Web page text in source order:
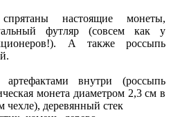
настоящие монеты,
футляр (совсем как у
А также россыпь
внутри (россыпь
монета диаметром 2,3 см в
чехле), деревянный стек